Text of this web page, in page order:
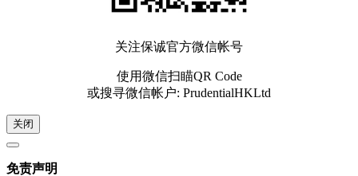
关注保诚官方微信帐号
使用微信扫瞄QR Code
或搜寻微信帐户: PrudentialHKLtd
关闭
免责声明